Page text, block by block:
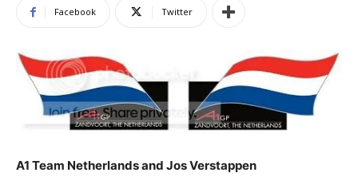
Facebook Twitter
A1 Team Netherlands and Jos Verstappen